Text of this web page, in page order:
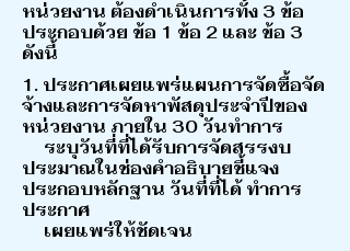
หน่วยงาน ต้องดำเนินการทั้ง 3 ข้อ
ประกอบด้วย ข้อ 1 ข้อ 2 และ ข้อ 3
ดังนี้
1. ประกาศเผยแพร่แผนการจัดซื้อจัด
จ้างและการจัดหาพัสดุประจำปีของ
หน่วยงาน ภายใน 30 วันทำการ
ระบุวันที่ที่ได้รับการจัดสรรงบ
ประมาณในช่องคำอธิบายชี้แจง
ประกอบหลักฐาน วันที่ที่ได้ ทำการ
ประกาศ
เผยแพร่ให้ชัดเจน